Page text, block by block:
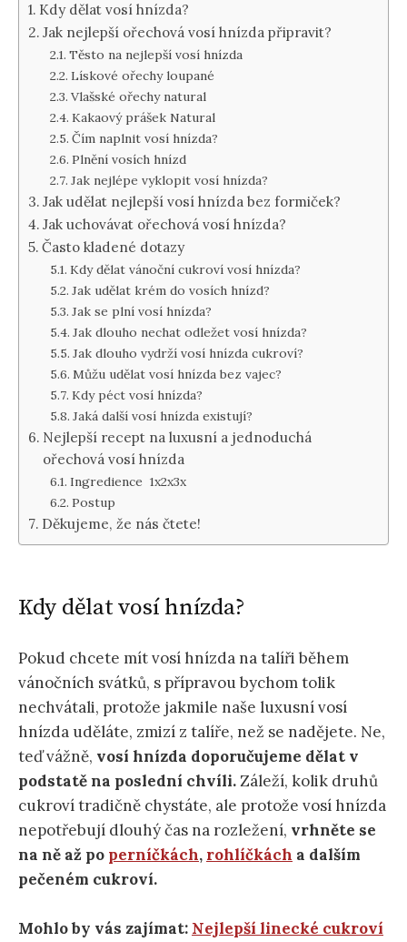
Kdy dělat vosí hnízda?
Jak nejlepší ořechová vosí hnízda připravit?
Těsto na nejlepší vosí hnízda
Lískové ořechy loupané
Vlašské ořechy natural
Kakaový prášek Natural
Čím naplnit vosí hnízda?
Plnění vosích hnízd
Jak nejlépe vyklopit vosí hnízda?
Jak udělat nejlepší vosí hnízda bez formiček?
Jak uchovávat ořechová vosí hnízda?
Často kladené dotazy
Kdy dělat vánoční cukroví vosí hnízda?
Jak udělat krém do vosích hnízd?
Jak se plní vosí hnízda?
Jak dlouho nechat odležet vosí hnízda?
Jak dlouho vydrží vosí hnízda cukroví?
Můžu udělat vosí hnízda bez vajec?
Kdy péct vosí hnízda?
Jaká další vosí hnízda existují?
Nejlepší recept na luxusní a jednoduchá
ořechová vosí hnízda
Ingredience 1x2x3x
Postup
Děkujeme, že nás čtete!
Kdy dělat vosí hnízda?
Pokud chcete mít vosí hnízda na talíři během
vánočních svátků, s přípravou bychom tolik
nechvátali, protože jakmile naše luxusní vosí
hnízda uděláte, zmizí z talíře, než se nadějete. Ne,
teď vážně, vosí hnízda doporučujeme dělat v
podstatě na poslední chvíli.Záleží, kolik druhů
cukroví tradičně chystáte, ale protože vosí hnízda
nepotřebují dlouhý čas na rozležení, vrhněte se
na ně až po perníčkách, rohlíčkách a dalším
pečeném cukroví.
Mohlo by vás zajímat: Nejlepší linecké cukroví